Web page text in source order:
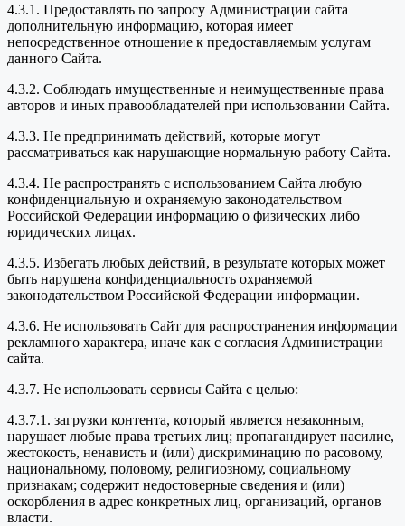
4.3.1. Предоставлять по запросу Администрации сайта
дополнительную информацию, которая имеет
непосредственное отношение к предоставляемым услугам
данного Сайта.
4.3.2. Соблюдать имущественные и неимущественные права
авторов и иных правообладателей при использовании Сайта.
4.3.3. Не предпринимать действий, которые могут
рассматриваться как нарушающие нормальную работу Сайта.
4.3.4. Не распространять с использованием Сайта любую
конфиденциальную и охраняемую законодательством
Российской Федерации информацию о физических либо
юридических лицах.
4.3.5. Избегать любых действий, в результате которых может
быть нарушена конфиденциальность охраняемой
законодательством Российской Федерации информации.
4.3.6. Не использовать Сайт для распространения информации
рекламного характера, иначе как с согласия Администрации
сайта.
4.3.7. Не использовать сервисы Сайта с целью:
4.3.7.1. загрузки контента, который является незаконным,
нарушает любые права третьих лиц; пропагандирует насилие,
жестокость, ненависть и (или) дискриминацию по расовому,
национальному, половому, религиозному, социальному
признакам; содержит недостоверные сведения и (или)
оскорбления в адрес конкретных лиц, организаций, органов
власти.